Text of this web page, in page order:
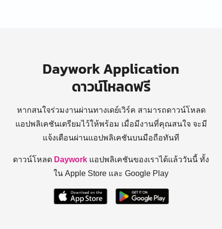
Daywork Application
ดาวน์โหลดฟรี
หากสนใจร่วมงานผ่านทางเดย์เวิร์ค สามารถดาวน์โหลด
แอปพลิเคชันเตรียมไว้ให้พร้อม เมื่อมีงานที่คุณสนใจ จะมี
แจ้งเตือนผ่านแอปพลิเคชันบนมือถือทันที
ดาวน์โหลด Daywork แอปพลิเคชันของเราได้แล้ววันนี้ ทั้ง
ใน Apple Store และ Google Play